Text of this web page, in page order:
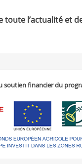
l’actualité et
soutien financier du